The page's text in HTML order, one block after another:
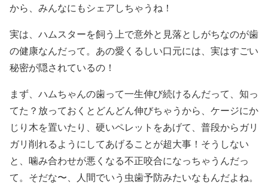
から、みんなにもシェアしちゃうね！
実は、ハムスターを飼う上で意外と見落としがちなのが歯
の健康なんだって。あの愛くるしい口元には、実はすごい
秘密が隠されているの！
まず、ハムちゃんの歯って一生伸び続けるんだって、知っ
てた？放っておくとどんどん伸びちゃうから、ケージにか
じり木を置いたり、硬いペレットをあげて、普段からガリ
ガリ削れるようにしてあげることが超大事！そうしない
と、噛み合わせが悪くなる不正咬合になっちゃうんだっ
て。そだな〜、人間でいう虫歯予防みたいなもんだよね。